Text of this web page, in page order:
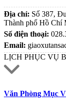
Địa chỉ: Số 387,
Thành phố Hồ Chí
Số điện thoại:
Email:
LỊCH PHỤC VỤ
Văn Phòng Mục